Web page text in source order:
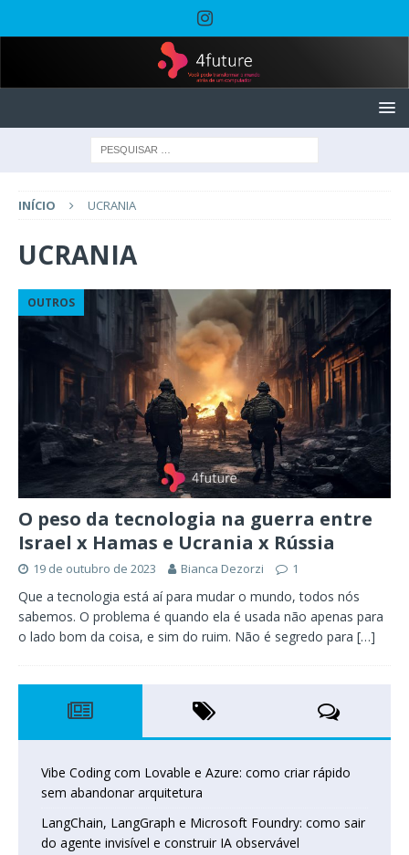
INÍCIO UCRANIA
UCRANIA
OUTROS
O peso da tecnologia na guerra entre
Israel x Hamas e Ucrania x Rússia
19 de outubro de 2023 Bianca Dezorzi 1
Que a tecnologia está aí para mudar o mundo, todos nós
sabemos. O problema é quando ela é usada não apenas para
o lado bom da coisa, e sim do ruim. Não é segredo para […]
Vibe Coding com Lovable e Azure: como criar rápido
sem abandonar arquitetura
LangChain, LangGraph e Microsoft Foundry: como sair
do agente invisível e construir IA observável